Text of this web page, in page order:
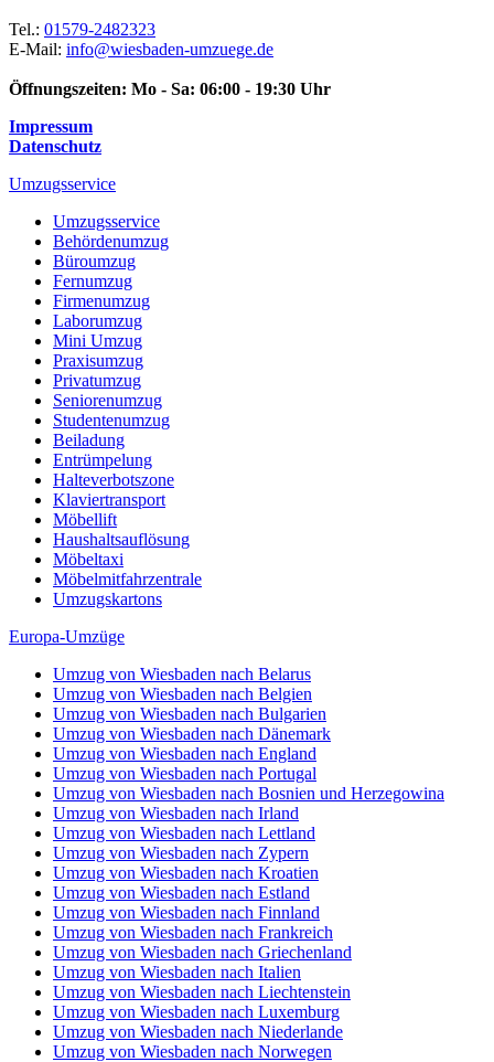
Tel.: 01579-2482323
E-Mail: info@wiesbaden-umzuege.de
Öffnungszeiten: Mo - Sa: 06:00 - 19:30 Uhr
Impressum
Datenschutz
Umzugsservice
Umzugsservice
Behördenumzug
Büroumzug
Fernumzug
Firmenumzug
Laborumzug
Mini Umzug
Praxisumzug
Privatumzug
Seniorenumzug
Studentenumzug
Beiladung
Entrümpelung
Halteverbotszone
Klaviertransport
Möbellift
Haushaltsauflösung
Möbeltaxi
Möbelmitfahrzentrale
Umzugskartons
Europa-Umzüge
Umzug von Wiesbaden nach Belarus
Umzug von Wiesbaden nach Belgien
Umzug von Wiesbaden nach Bulgarien
Umzug von Wiesbaden nach Dänemark
Umzug von Wiesbaden nach England
Umzug von Wiesbaden nach Portugal
Umzug von Wiesbaden nach Bosnien und Herzegowina
Umzug von Wiesbaden nach Irland
Umzug von Wiesbaden nach Lettland
Umzug von Wiesbaden nach Zypern
Umzug von Wiesbaden nach Kroatien
Umzug von Wiesbaden nach Estland
Umzug von Wiesbaden nach Finnland
Umzug von Wiesbaden nach Frankreich
Umzug von Wiesbaden nach Griechenland
Umzug von Wiesbaden nach Italien
Umzug von Wiesbaden nach Liechtenstein
Umzug von Wiesbaden nach Luxemburg
Umzug von Wiesbaden nach Niederlande
Umzug von Wiesbaden nach Norwegen